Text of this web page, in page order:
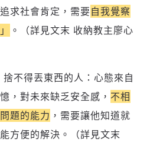
求社會肯定，需要自我覺察
。（詳見文末 收納教主廖心
不得丟東西的人：心態來自
，對未來缺乏安全感， 不相
題的能力 ，需要讓他知道就
方便的解決。（詳見文末